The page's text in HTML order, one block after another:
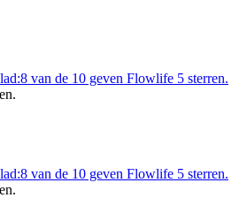
8 van de 10 geven Flowlife 5 sterren.
8 van de 10 geven Flowlife 5 sterren.